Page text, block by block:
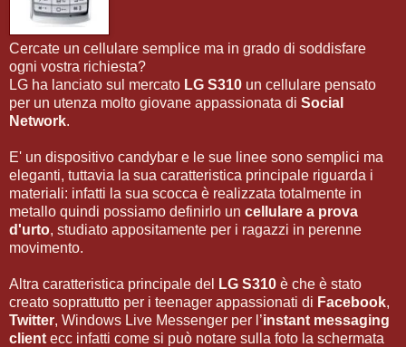
Cercate un cellulare semplice ma in grado di soddisfare
ogni vostra richiesta?
LG ha lanciato sul mercato LG S310 un cellulare pensato
per un utenza molto giovane appassionata di Social
Network.
E' un dispositivo candybar e le sue linee sono semplici ma
eleganti, tuttavia la sua caratteristica principale riguarda i
materiali: infatti la sua scocca è realizzata totalmente in
metallo quindi possiamo definirlo un cellulare a prova
d'urto, studiato appositamente per i ragazzi in perenne
movimento.
Altra caratteristica principale del LG S310 è che è stato
creato soprattutto per i teenager appassionati di Facebook,
Twitter, Windows Live Messenger per l’instant messaging
client ecc infatti come si può notare sulla foto la schermata